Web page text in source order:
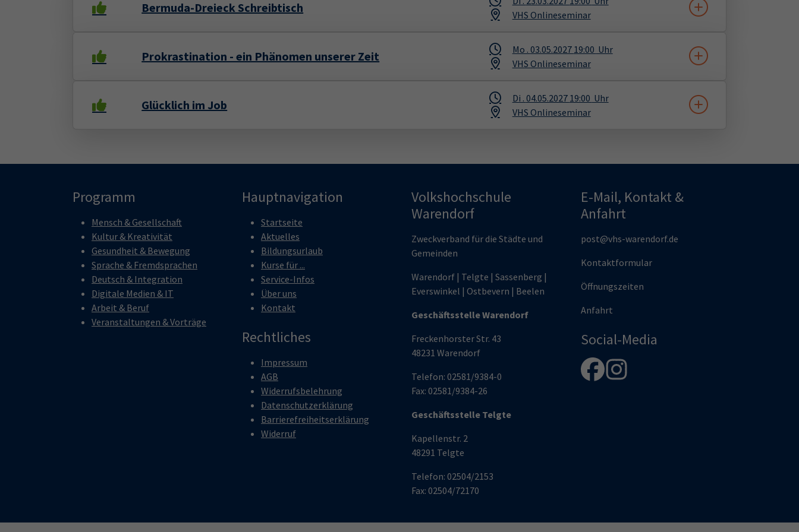
Bermuda-Dreieck Schreibtisch
VHS Onlineseminar
Prokrastination - ein Phänomen unserer Zeit Mo . 03.05.2027 19:00 Uhr
VHS Onlineseminar
Glücklich im Job Di . 04.05.2027 19:00 Uhr
VHS Onlineseminar
Programm
Mensch & Gesellschaft
Kultur & Kreativität
Gesundheit & Bewegung
Sprache & Fremdsprachen
Deutsch & Integration
Digitale Medien & IT
Arbeit & Beruf
Veranstaltungen & Vorträge
Hauptnavigation
Startseite
Aktuelles
Bildungsurlaub
Kurse für ...
Service-Infos
Über uns
Kontakt
Rechtliches
Impressum
AGB
Widerrufsbelehrung
Datenschutzerklärung
Barrierefreiheitserklärung
Widerruf
Volkshochschule
Warendorf
Zweckverband für die Städte und
Gemeinden
Warendorf | Telgte | Sassenberg |
Everswinkel | Ostbevern | Beelen
Geschäftsstelle Warendorf
Freckenhorster Str. 43
48231 Warendorf
Telefon: 02581/9384-0
Fax: 02581/9384-26
Geschäftsstelle Telgte
Kapellenstr. 2
48291 Telgte
Telefon: 02504/2153
Fax: 02504/72170
E-Mail, Kontakt &
Anfahrt
post@vhs-warendorf.de
Kontaktformular
Öffnungszeiten
Anfahrt
Social-Media